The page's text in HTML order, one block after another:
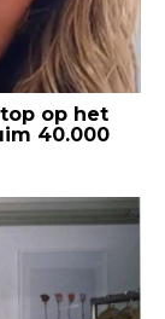
op het
40.000